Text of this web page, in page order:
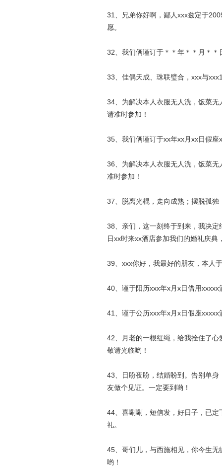
31、兄弟你好啊，鄙人xxx兹定于
愿。
32、我们俩谨订于＊＊年＊＊月＊
33、佳偶天成、珠联璧合，xxx与
34、为解决本人衣服无人洗，饭菜
请准时参加！
35、我们俩谨订于xx年xx月xx日假
36、为解决本人衣服无人洗，饭菜
准时参加！
37、脱离光棍，走向成熟；摆脱孤独
38、亲们，这一刻终于到来，我决
日xx时来xx酒店参加我们的婚礼庆典
39、xxx你好，我最好的朋友，本人
40、谨于阳历xxx年x月x日借用
41、谨于公历xxx年x月x日假座
42、月老的一根红绳，给我拴住了
敬请光临哟！
43、日盼夜盼，结婚盼到。告别单
友做个见证。一定要到哟！
44、喜唰唰，短信发，好日子，已
礼。
45、哥们儿，与西施相见，你今生
哟！